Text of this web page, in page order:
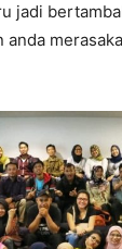
jadi